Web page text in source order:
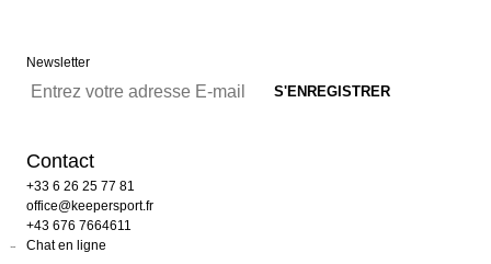
Newsletter
Contact
+33 6 26 25 77 81
office@keepersport.fr
+43 676 7664611
Chat en ligne